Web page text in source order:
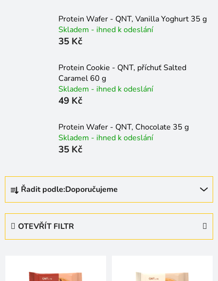
Protein Wafer - QNT, Vanilla Yoghurt 35 g
Skladem - ihned k odeslání
35 Kč
Protein Cookie - QNT, příchuť Salted
Caramel 60 g
Skladem - ihned k odeslání
49 Kč
Protein Wafer - QNT, Chocolate 35 g
Skladem - ihned k odeslání
35 Kč
Ř
z
Řadit podle:Doporučujeme
OTEVŘÍT FILTR